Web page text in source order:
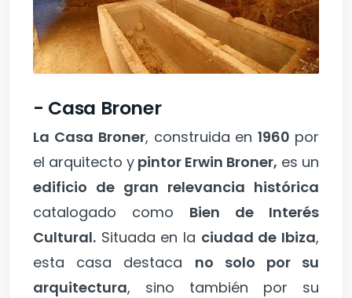
- Casa Broner
La Casa Broner, construida en1960 por
el arquitecto y pintor Erwin Broner, es un
edificio de gran relevancia histórica
catalogado como Bien de Interés
Cultural. Situada en la ciudad de Ibiza,
esta casa destaca no solo por su
arquitectura, sino también por su